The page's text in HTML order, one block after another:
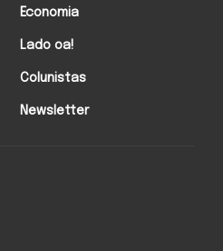
Economia
Lado oa!
Colunistas
Newsletter